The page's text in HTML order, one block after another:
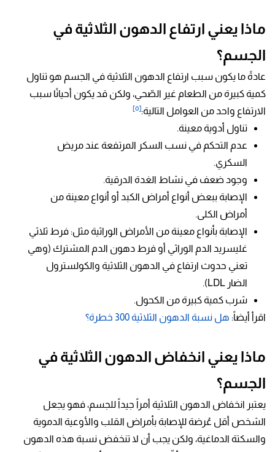
ماذا يعني ارتفاع الدهون الثلاثية في
الجسم؟
عادةً ما يكون سبب ارتفاع الدهون الثلاثية في الجسم هو تناول
كمية كبيرة من الطعام غير الصّحي، ولكن قد يكون أحيانًا سبب
الارتفاع واحد من العوامل التالية:[٥]
تناول أدوية معينة.
عدم التحكم في نسب السكر المرتفعة عند مريض
السكري.
وجود ضعف في نشاط الغدة الدرقية.
الإصابة ببعض أنواع أمراض الكبد أو أنواع معينة من
أمراض الكلى.
الإصابة بأنواع معينة من الأمراض الوراثية مثل: فرط ثلاثي
غليسريد الدم الوراثي أو فرط دهون الدم المشترك (وهي
تعني حدوث ارتفاع في الدهون الثلاثية والكولسترول
الضار LDL).
شرب كمية كبيرة من الكحول.
اقرأ أيضاً: هل نسبة الدهون الثلاثية 300 خطرة؟
ماذا يعني انخفاض الدهون الثلاثية في
الجسم؟
يعتبر انخفاض الدهون الثلاثية أمراً جيداً للجسم، فهو يجعل
الشخص أقل عُرضة للإصابة بأمراض القلب والأوعية الدموية
والسكتة الدماغية، ولكن يجب أن لا تنخفض نسبة هذه الدهون